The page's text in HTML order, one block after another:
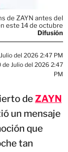
de ZAYN antes del
este 14 de octubre
Difusión
del 2026 2:47 PM
Julio del 2026 2:47
PM
deZAYN
un mensaje
que
tan